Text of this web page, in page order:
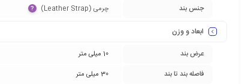
جنس بند چرمی (Leather Strap)‏ ?
ابعاد و وزن
عرض بند
10 میلی متر
فاصله بند تا بند
30 میلی متر